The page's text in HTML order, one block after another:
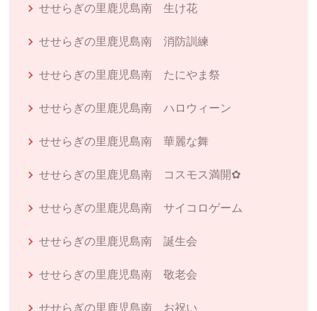
せせらぎの里鹿児島南 生け花
せせらぎの里鹿児島南 消防訓練
せせらぎの里鹿児島南 たにやま祭
せせらぎの里鹿児島南 ハロウィーン
せせらぎの里鹿児島南 華麗な舞
せせらぎの里鹿児島南 コスモス満開✿
せせらぎの里鹿児島南 サイコロゲーム
せせらぎの里鹿児島南 誕生会
せせらぎの里鹿児島南 敬老会
せせらぎの里鹿児島南 お祝い